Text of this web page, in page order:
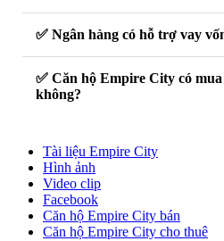
✅ Ngân hàng có hỗ trợ vay
✅ Căn hộ Empire City có
không?
Tài liệu Empire City
Hình ảnh
Video clip
Facebook
Căn hộ Empire City bán
Căn hộ Empire City cho thuê